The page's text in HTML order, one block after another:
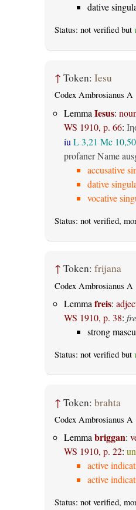
dative
Status: not verified but
↑ Token: Iesu
Codex Ambrosianus A
Lemma Iesus:
WS 1910, p. 66:
iu L 3,21 Mc 10,50
profaner Name
accusative
dative
vocative
Status: not verified,
↑ Token: frijana
Codex Ambrosianus A
Lemma freis:
WS 1910, p. 38:
strong
Status: not verified but
↑ Token: brahta
Codex Ambrosianus A
Lemmabriggan:
WS 1910, p. 22:
active
active
Status: not verified,